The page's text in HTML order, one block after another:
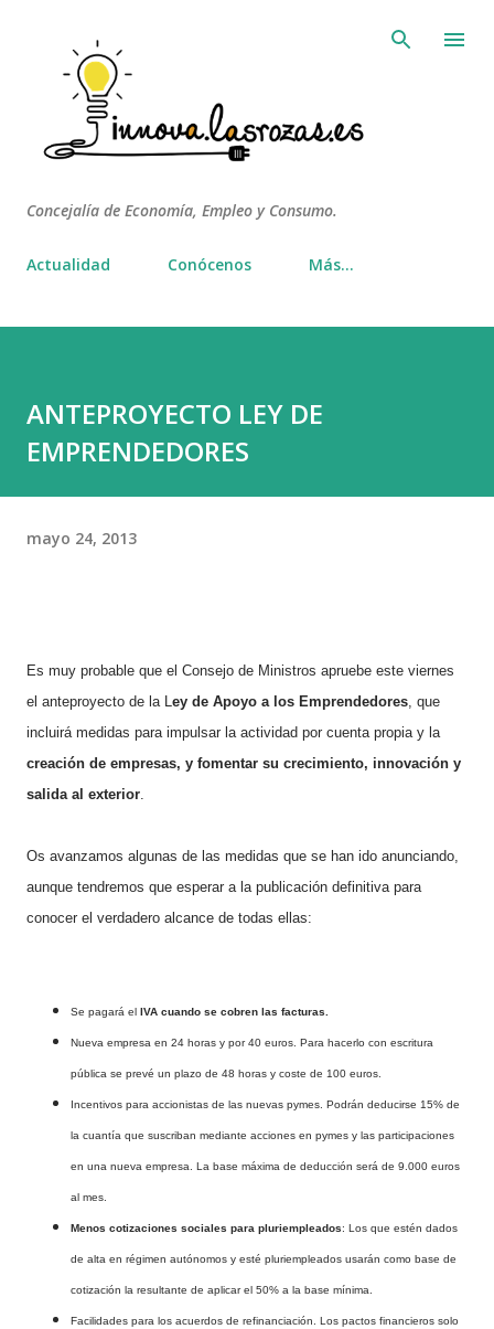
Concejalía de Economía, Empleo y Consumo.
Actualidad Conócenos Más…
ANTEPROYECTO LEY DE
EMPRENDEDORES
mayo 24, 2013
Es muy probable que el Consejo de Ministros apruebe este viernes
el anteproyecto de la Ley de Apoyo a los Emprendedores, que
incluirá medidas para impulsar la actividad por cuenta propia y la
creación de empresas, y fomentar su crecimiento, innovación y
salida al exterior.
Os avanzamos algunas de las medidas que se han ido anunciando,
aunque tendremos que esperar a la publicación definitiva para
conocer el verdadero alcance de todas ellas:
Se pagará el IVA cuando se cobren las facturas.
Nueva empresa en 24 horas y por 40 euros. Para hacerlo con escritura
pública se prevé un plazo de 48 horas y coste de 100 euros.
Incentivos para accionistas de las nuevas pymes. Podrán deducirse 15% de
la cuantía que suscriban mediante acciones en pymes y las participaciones
en una nueva empresa. La base máxima de deducción será de 9.000 euros
al mes.
Menos cotizaciones sociales para pluriempleados: Los que estén dados
de alta en régimen autónomos y esté pluriempleados usarán como base de
cotización la resultante de aplicar el 50% a la base mínima.
Facilidades para los acuerdos de refinanciación. Los pactos financieros solo